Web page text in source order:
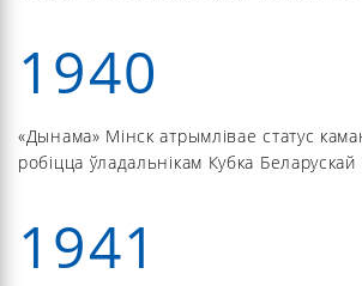
1940
«Дынама» Мінск атрымлівае статус
робіцца ўладальнікам Кубка
1941